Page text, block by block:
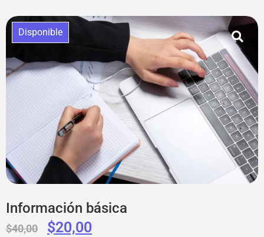
Disponible
Información básica
$40,00 $20,00